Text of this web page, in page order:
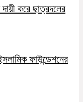
করে ছাত্রদলের
ফাউন্ডেশনের